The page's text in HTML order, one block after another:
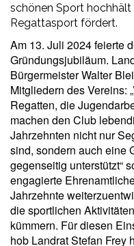
schönen Sport
Regattasport fördert.
Am 13. Juli 2024 feierte
Gründungsjubiläum.
Bürgermeister Walter
Mitgliedern des Vereins:
Regatten, die
machen den Club
Jahrzehnten nicht nur
sind, sondern auch eine
gegenseitig unterstützt“
engagierte
Jahrzehnte
die sportlichen
kümmern. Für diesen
hob Landrat Stefan Frey